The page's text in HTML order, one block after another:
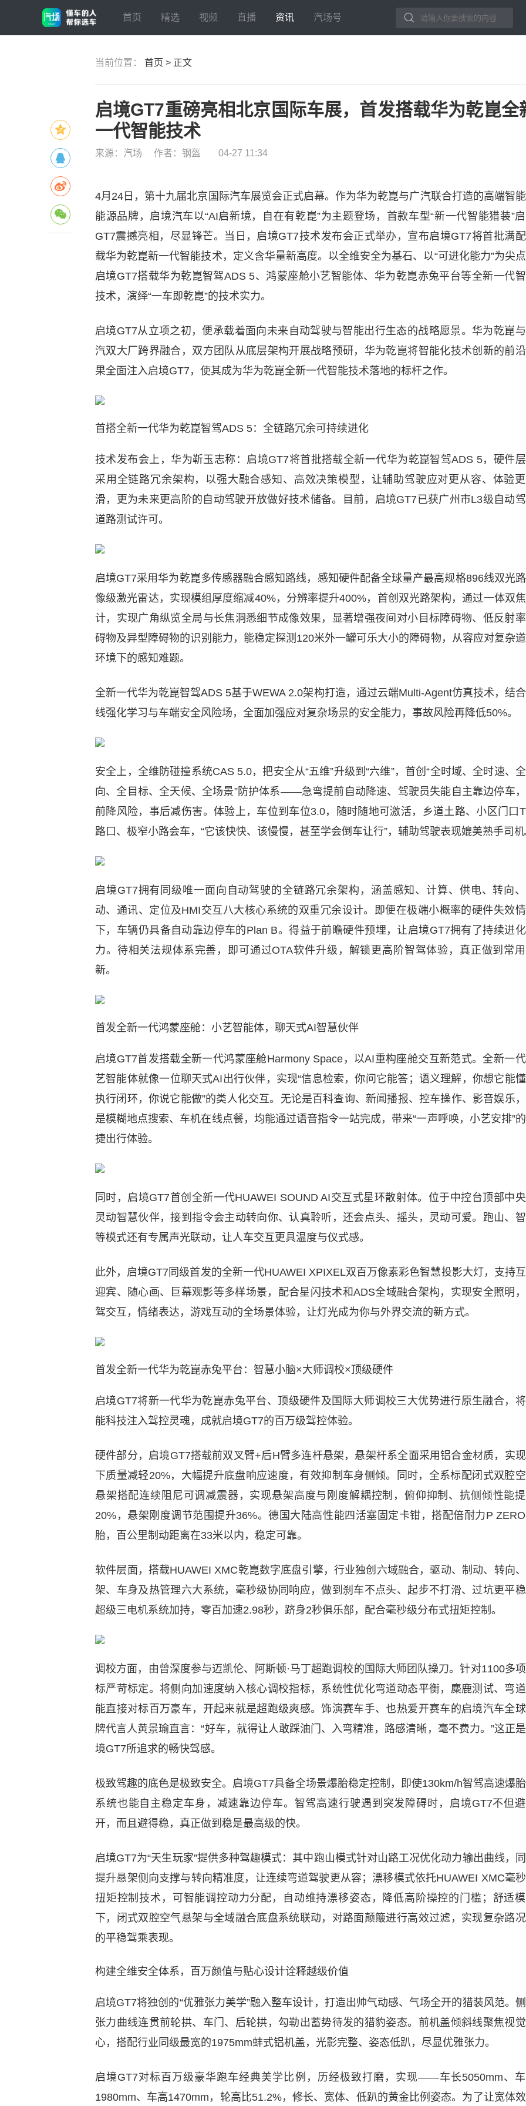
首页 精选 视频 直播 资讯 汽场号
当前位置： 首页 > 正文
启境GT7重磅亮相北京国际车展，首发搭载华为乾崑全
一代智能技术
来源：汽场 作者：钢盔 04-27 11:34
4月24日，第十九届北京国际汽车展览会正式启幕。作为华为乾崑与广汽联合打造的高端智
能源品牌，启境汽车以“AI启新境，自在有乾崑”为主题登场，首款车型“新一代智能猎装”
GT7震撼亮相，尽显锋芒。当日，启境GT7技术发布会正式举办，宣布启境GT7将首批满
载华为乾崑新一代智能技术，定义含华量新高度。以全维安全为基石、以“可进化能力”为尖点
启境GT7搭载华为乾崑智驾ADS 5、鸿蒙座舱小艺智能体、华为乾崑赤兔平台等全新一代
技术，演绎“一车即乾崑”的技术实力。
启境GT7从立项之初，便承载着面向未来自动驾驶与智能出行生态的战略愿景。华为乾崑
汽双大厂跨界融合，双方团队从底层架构开展战略预研，华为乾崑将智能化技术创新的前
果全面注入启境GT7，使其成为华为乾崑全新一代智能技术落地的标杆之作。
首搭全新一代华为乾崑智驾ADS 5：全链路冗余可持续进化
技术发布会上，华为靳玉志称：启境GT7将首批搭载全新一代华为乾崑智驾ADS 5，硬件
采用全链路冗余架构，以强大融合感知、高效决策模型，让辅助驾驶应对更从容、体验
滑，更为未来更高阶的自动驾驶开放做好技术储备。目前，启境GT7已获广州市L3级自动
道路测试许可。
启境GT7采用华为乾崑多传感器融合感知路线，感知硬件配备全球量产最高规格896线双光
像级激光雷达，实现模组厚度缩减40%，分辨率提升400%，首创双光路架构，通过一体双
计，实现广角纵览全局与长焦洞悉细节成像效果，显著增强夜间对小目标障碍物、低反射
碍物及异型障碍物的识别能力，能稳定探测120米外一罐可乐大小的障碍物，从容应对复杂
环境下的感知难题。
全新一代华为乾崑智驾ADS 5基于WEWA 2.0架构打造，通过云端Multi-Agent仿真技术，结
线强化学习与车端安全风险场，全面加强应对复杂场景的安全能力，事故风险再降低50%。
安全上，全维防碰撞系统CAS 5.0，把安全从“五维”升级到“六维”，首创“全时域、全时速、
向、全目标、全天候、全场景”防护体系——急弯提前自动降速、驾驶员失能自主靠边停车
前降风险，事后减伤害。体验上，车位到车位3.0，随时随地可激活，乡道土路、小区门口
路口、极窄小路会车，“它该快快、该慢慢，甚至学会倒车让行”，辅助驾驶表现媲美熟手司机
启境GT7拥有同级唯一面向自动驾驶的全链路冗余架构，涵盖感知、计算、供电、转向、
动、通讯、定位及HMI交互八大核心系统的双重冗余设计。即便在极端小概率的硬件失效
下，车辆仍具备自动靠边停车的Plan B。得益于前瞻硬件预埋，让启境GT7拥有了持续进
力。待相关法规体系完善，即可通过OTA软件升级，解锁更高阶智驾体验，真正做到常
新。
首发全新一代鸿蒙座舱：小艺智能体，聊天式AI智慧伙伴
启境GT7首发搭载全新一代鸿蒙座舱Harmony Space，以AI重构座舱交互新范式。全新一
艺智能体就像一位聊天式AI出行伙伴，实现“信息检索，你问它能答；语义理解，你想它能懂
执行闭环，你说它能做”的类人化交互。无论是百科查询、新闻播报、控车操作、影音娱乐
是模糊地点搜索、车机在线点餐，均能通过语音指令一站完成，带来“一声呼唤，小艺安排”
捷出行体验。
同时，启境GT7首创全新一代HUAWEI SOUND AI交互式星环散射体。位于中控台顶部中
灵动智慧伙伴，接到指令会主动转向你、认真聆听，还会点头、摇头，灵动可爱。跑山、
等模式还有专属声光联动，让人车交互更具温度与仪式感。
此外，启境GT7同级首发的全新一代HUAWEI XPIXEL双百万像素彩色智慧投影大灯，支持
迎宾、随心画、巨幕观影等多样场景，配合星闪技术和ADS全域融合架构，实现安全照明
驾交互，情绪表达，游戏互动的全场景体验，让灯光成为你与外界交流的新方式。
首发全新一代华为乾崑赤兔平台：智慧小脑×大师调校×顶级硬件
启境GT7将新一代华为乾崑赤兔平台、顶级硬件及国际大师调校三大优势进行原生融合，
能科技注入驾控灵魂，成就启境GT7的百万级驾控体验。
硬件部分，启境GT7搭载前双叉臂+后H臂多连杆悬架，悬架杆系全面采用铝合金材质，实
下质量减轻20%，大幅提升底盘响应速度，有效抑制车身侧倾。同时，全系标配闭式双腔
悬架搭配连续阻尼可调减震器，实现悬架高度与刚度解耦控制，俯仰抑制、抗侧倾性能
20%，悬架刚度调节范围提升36%。德国大陆高性能四活塞固定卡钳，搭配倍耐力P
胎，百公里制动距离在33米以内，稳定可靠。
软件层面，搭载HUAWEI XMC乾崑数字底盘引擎，行业独创六域融合，驱动、制动、转向
架、车身及热管理六大系统，毫秒级协同响应，做到刹车不点头、起步不打滑、过坑更平稳
超级三电机系统加持，零百加速2.98秒，跻身2秒俱乐部，配合毫秒级分布式扭矩控制。
调校方面，由曾深度参与迈凯伦、阿斯顿·马丁超跑调校的国际大师团队操刀。针对1100多
标严苛标定。将侧向加速度纳入核心调校指标，系统性优化弯道动态平衡，麋鹿测试、弯
能直接对标百万豪车，开起来就是超跑级爽感。饰演赛车手、也热爱开赛车的启境汽车全
牌代言人黄景瑜直言：“好车，就得让人敢踩油门、入弯精准，路感清晰，毫不费力。”这正
境GT7所追求的畅快驾感。
极致驾趣的底色是极致安全。启境GT7具备全场景爆胎稳定控制，即使130km/h智驾高速爆胎
系统也能自主稳定车身，减速靠边停车。智驾高速行驶遇到突发障碍时，启境GT7不但
开，而且避得稳，真正做到稳是最高级的快。
启境GT7为“天生玩家”提供多种驾趣模式：其中跑山模式针对山路工况优化动力输出曲线，
提升悬架侧向支撑与转向精准度，让连续弯道驾驶更从容；漂移模式依托HUAWEI XMC毫
扭矩控制技术，可智能调控动力分配，自动维持漂移姿态，降低高阶操控的门槛；舒适
下，闭式双腔空气悬架与全域融合底盘系统联动，对路面颠簸进行高效过滤，实现复杂路
的平稳驾乘表现。
构建全维安全体系，百万颜值与贴心设计诠释越级价值
启境GT7将独创的“优雅张力美学”融入整车设计，打造出帅气动感、气场全开的猎装风范。
张力曲线连贯前轮拱、车门、后轮拱，勾勒出蓄势待发的猎豹姿态。前机盖倾斜线聚焦视
心，搭配行业同级最宽的1975mm蚌式铝机盖，光影完整、姿态低趴，尽显优雅张力。
启境GT7对标百万级豪华跑车经典美学比例，历经极致打磨，实现——车长5050mm、
1980mm、车高1470mm，轮高比51.2%，修长、宽体、低趴的黄金比例姿态。为了让宽体